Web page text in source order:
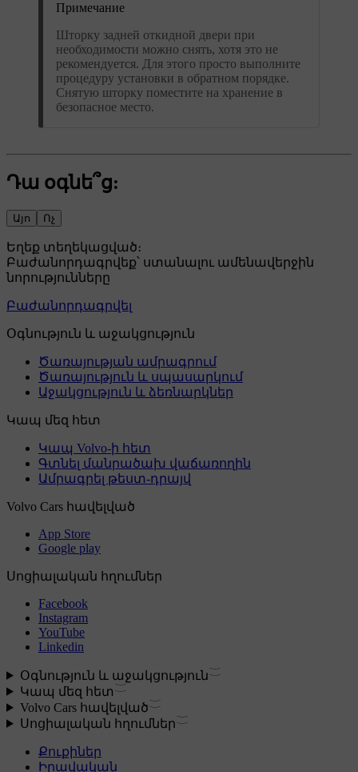
Примечание
Шторку задней откидной двери при
необходимости можно снять, хотя это не
рекомендуется. Для этого просто выполните
процедуру установки в обратном порядке.
Снятую шторку поместите на хранение в
безопасное место.
Դա օգնե՞ց:
Այո Ոչ